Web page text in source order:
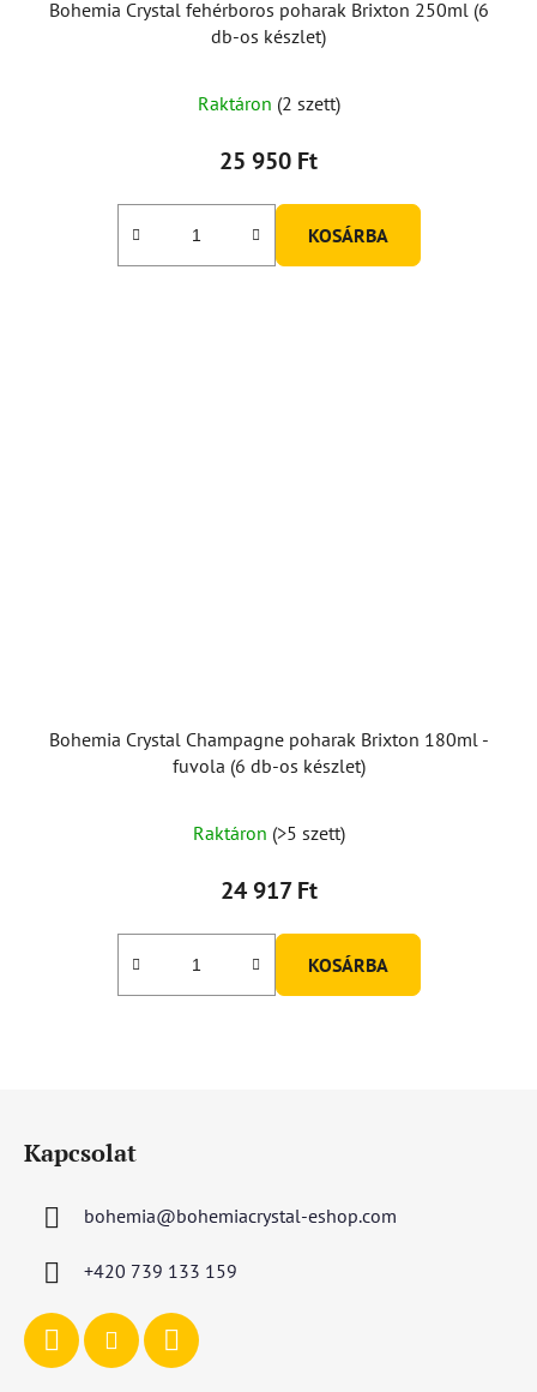
Bohemia Crystal fehérboros poharak Brixton 250ml (6
db-os készlet)
termék
átlagos
5-
Raktáron (2 szett)
25 950 Ft
KOSÁRBA
Bohemia Crystal Champagne poharak Brixton 180ml -
fuvola (6 db-os készlet)
Raktáron (>5 szett)
24 917 Ft
KOSÁRBA
Kapcsolat
bohemia@bohemiacrystal-eshop.com
+420 739 133 159